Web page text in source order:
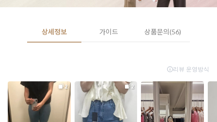
상세정보 가이드 상품문의(56)